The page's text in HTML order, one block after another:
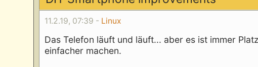
11.2.19, 07:39 - Linux
Das Telefon läuft und läuft... aber es ist immer
einfacher machen.